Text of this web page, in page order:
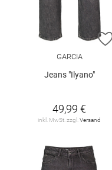
GARCIA
Jeans "Ilyano"
49,99 €
inkl. MwSt. zzgl.Versand